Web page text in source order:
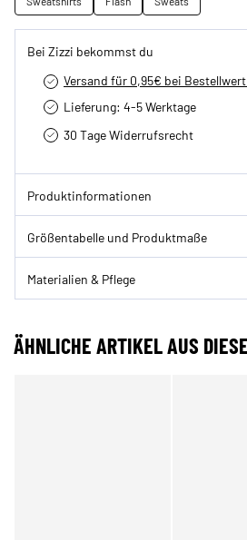
Bei Zizzi bekommst du
Versand für 0,95€ bei
Lieferung: 4-5 Werktage
30 Tage Widerrufsrecht
Produktinformationen
Größentabelle und Produktmaße
Materialien & Pflege
ÄHNLICHE ARTIKEL AUS